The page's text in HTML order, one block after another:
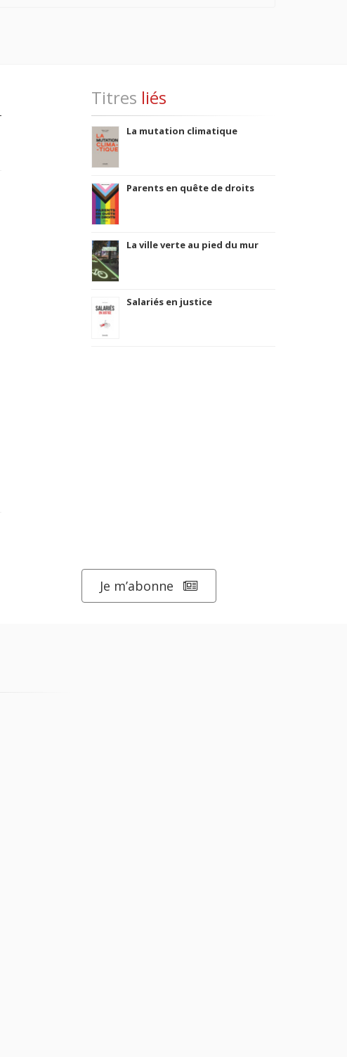
Titres liés
La mutation climatique
Parents en quête de droits
La ville verte au pied du mur
Salariés en justice
Je m’abonne